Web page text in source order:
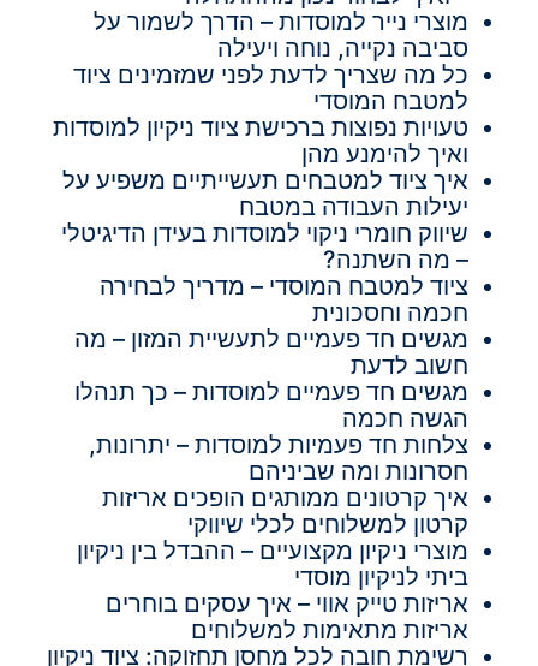
מוצרי נייר למוסדות – הדרך לשמור על
סביבה נקייה, נוחה ויעילה
כל מה שצריך לדעת לפני שמזמינים ציוד
למטבח המוסדי
טעויות נפוצות ברכישת ציוד ניקיון למוסדות
ואיך להימנע מהן
איך ציוד למטבחים תעשייתיים משפיע על
יעילות העבודה במטבח
שיווק חומרי ניקוי למוסדות בעידן הדיגיטלי
– מה השתנה?
ציוד למטבח המוסדי – מדריך לבחירה
חכמה וחסכונית
מגשים חד פעמיים לתעשיית המזון – מה
חשוב לדעת
מגשים חד פעמיים למוסדות – כך תנהלו
הגשה חכמה
צלחות חד פעמיות למוסדות – יתרונות,
חסרונות ומה שביניהם
איך קרטונים ממותגים הופכים אריזות
קרטון למשלוחים לכלי שיווקי
מוצרי ניקיון מקצועיים – ההבדל בין ניקיון
ביתי לניקיון מוסדי
אריזות טייק אווי – איך עסקים בוחרים
אריזות מתאימות למשלוחים
רשימת חובה לכל מחסן תחזוקה: ציוד ניקיון